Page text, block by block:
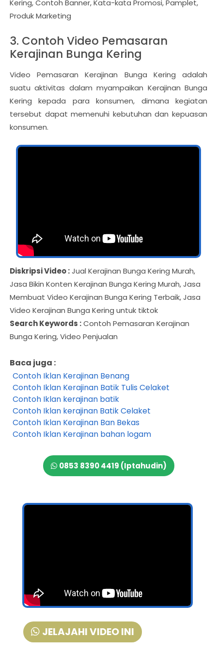
Kering, Contoh Banner, Kata-kata Promosi, Pamplet,
Produk Marketing
3. Contoh Video Pemasaran
Kerajinan Bunga Kering
Video Pemasaran Kerajinan Bunga Kering adalah
suatu aktivitas dalam myampaikan Kerajinan Bunga
Kering kepada para konsumen, dimana kegiatan
tersebut dapat memenuhi kebutuhan dan kepuasan
konsumen.
Diskripsi Video :Jual Kerajinan Bunga Kering Murah,
Jasa Bikin Konten Kerajinan Bunga Kering Murah, Jasa
Membuat Video Kerajinan Bunga Kering Terbaik, Jasa
Video Kerajinan Bunga Kering untuk tiktok
Search Keywords :Contoh Pemasaran Kerajinan
Bunga Kering, Video Penjualan
Baca juga :
Contoh Iklan Kerajinan Benang
Contoh Iklan Kerajinan Batik Tulis Celaket
Contoh Iklan kerajinan batik
Contoh Iklan kerajinan Batik Celaket
Contoh Iklan Kerajinan Ban Bekas
Contoh Iklan Kerajinan bahan logam
0853 8390 4419 (Iptahudin)
JELAJAHI VIDEO INI